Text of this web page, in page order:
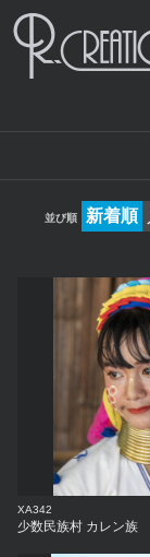
並び順 新着順
XA342
少数民族村 カレン族